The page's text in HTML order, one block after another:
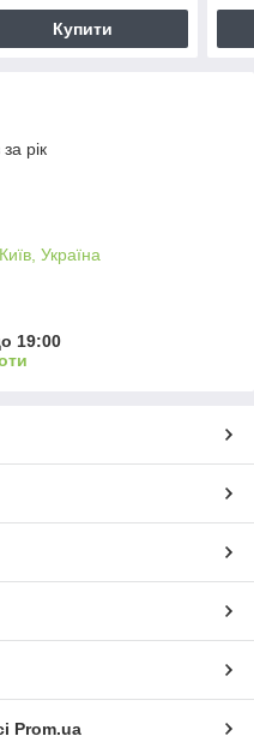
Купити
рік
Україна
19:00
Prom.ua